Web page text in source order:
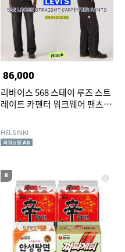
86,000
리바이스 568 스테이 루즈 스트
레이트 카펜터 워크웨어 팬츠
HELSINKI
8